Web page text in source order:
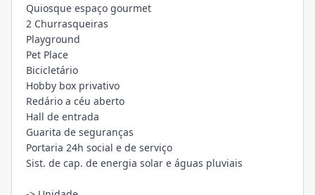
Quiosque espaço gourmet
2 Churrasqueiras
Playground
Pet Place
Bicicletário
Hobby box privativo
Redário a céu aberto
Hall de entrada
Guarita de seguranças
Portaria 24h social e de serviço
Sist. de cap. de energia solar e águas pluviais